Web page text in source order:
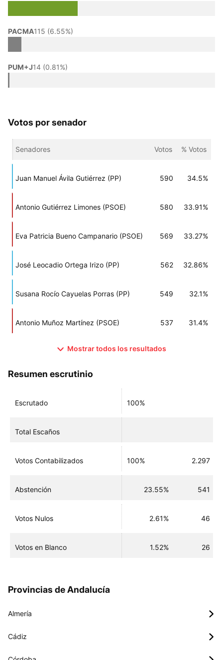
PACMA115 (6.55%)
PUM+J14 (0.81%)
Votos por senador
Senadores Votos % Votos
Juan Manuel Ávila Gutiérrez (PP) 590 34.5%
Antonio Gutiérrez Limones (PSOE) 580 33.91%
Eva Patricia Bueno Campanario (PSOE) 569 33.27%
José Leocadio Ortega Irizo (PP) 562 32.86%
Susana Rocío Cayuelas Porras (PP) 549 32.1%
Antonio Muñoz Martínez (PSOE) 537 31.4%
Mostrar todos los resultados
Resumen escrutinio
Escrutado 100%
Total Escaños
Votos Contabilizados 100% 2.297
Abstención 23.55% 541
Votos Nulos 2.61% 46
Votos en Blanco 1.52% 26
Provincias de Andalucía
Almería
Cádiz